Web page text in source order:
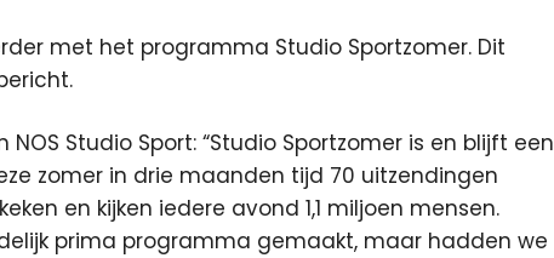
met het programma Studio Sportzomer. Dit
Studio Sport: “Studio Sportzomer is en blijft een
zomer in drie maanden tijd 70 uitzendingen
en kijken iedere avond 1,1 miljoen mensen.
prima programma gemaakt, maar hadden we